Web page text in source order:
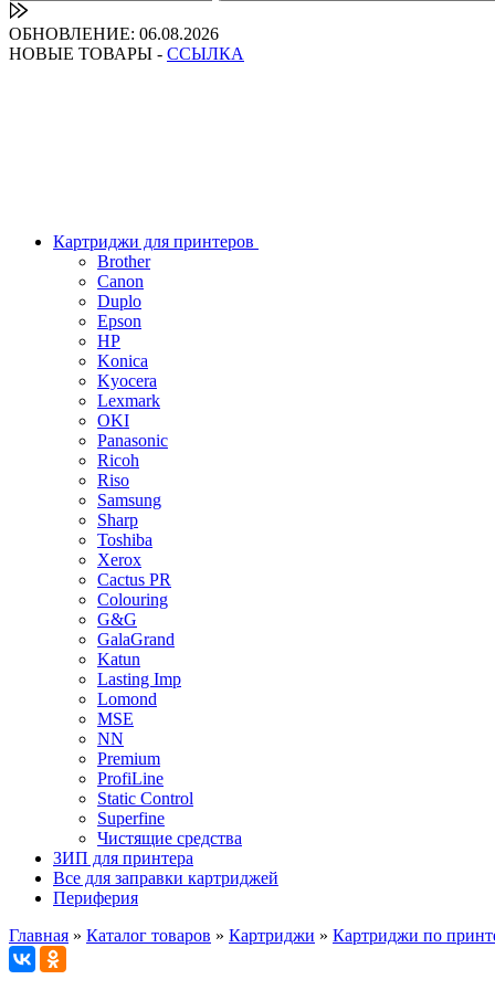
ОБНОВЛЕНИЕ: 06.08.2026
НОВЫЕ ТОВАРЫ - ССЫЛКА
Картриджи для принтеров
Brother
Canon
Duplo
Epson
HP
Konica
Kyocera
Lexmark
OKI
Panasonic
Ricoh
Riso
Samsung
Sharp
Toshiba
Xerox
Cactus PR
Colouring
G&G
GalaGrand
Katun
Lasting Imp
Lomond
MSE
NN
Premium
ProfiLine
Static Control
Superfine
Чистящие средства
ЗИП для принтера
Все для заправки картриджей
Периферия
Главная » Каталог товаров » Картриджи » Картриджи по